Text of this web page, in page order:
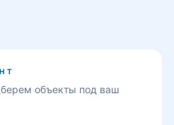
объекты под ваш